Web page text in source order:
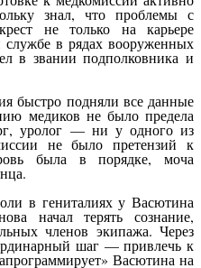
знал, что проблемы с
не только на карьере
в рядах вооруженных
в звании подполковника и
быстро подняли все данные
медиков не было предела
уролог — ни у одного из
не было претензий к
была в порядке, моча
в гениталиях у Васютина
начал терять сознание,
членов экипажа. Через
шаг — привлечь к
Васютина на